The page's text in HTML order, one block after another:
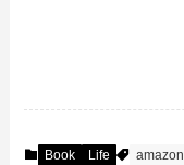
Book Life amazon